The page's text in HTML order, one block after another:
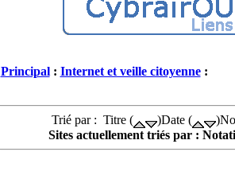
Principal: Internet et veille citoyenne:
Trié par : Titre ( )Date (
Sites actuellement triés par :